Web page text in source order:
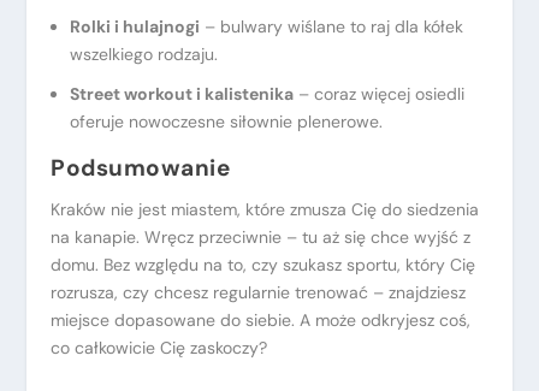
Rolki i hulajnogi – bulwary wiślane to raj dla kółek
wszelkiego rodzaju.
Street workout i kalistenika – coraz więcej osiedli
oferuje nowoczesne siłownie plenerowe.
Podsumowanie
Kraków nie jest miastem, które zmusza Cię do siedzenia
na kanapie. Wręcz przeciwnie – tu aż się chce wyjść z
domu. Bez względu na to, czy szukasz sportu, który Cię
rozrusza, czy chcesz regularnie trenować – znajdziesz
miejsce dopasowane do siebie. A może odkryjesz coś,
co całkowicie Cię zaskoczy?